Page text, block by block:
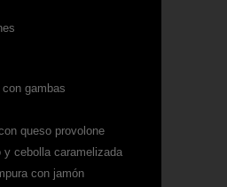
gambas
queso provolone
y cebolla caramelizada
con jamón